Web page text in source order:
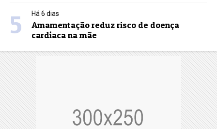
5 Há 6 dias
Amamentação reduz risco de doença
cardíaca na mãe